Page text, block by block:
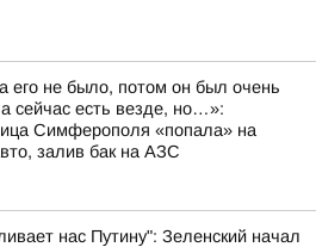
его не было, потом он был очень
сейчас есть везде, но…»:
Симферополя «попала» на
залив бак на АЗС
нас Путину": Зеленский начал